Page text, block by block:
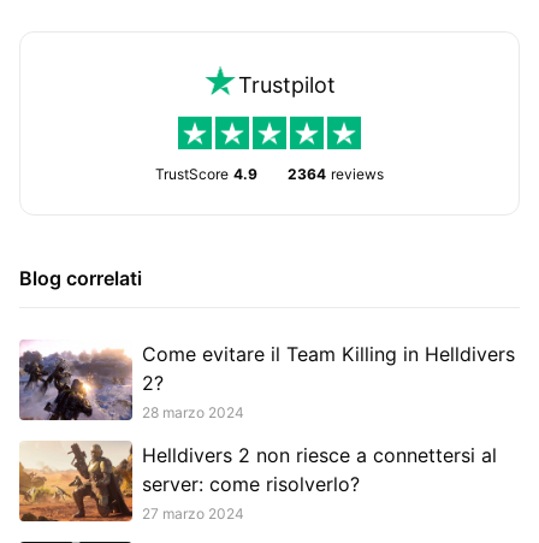
Trustpilot
TrustScore 4.9 2364 reviews
Blog correlati
Come evitare il Team Killing in Helldivers
2?
28 marzo 2024
Helldivers 2 non riesce a connettersi al
server: come risolverlo?
27 marzo 2024